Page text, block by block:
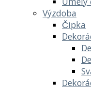
Výzdoba
Čipka